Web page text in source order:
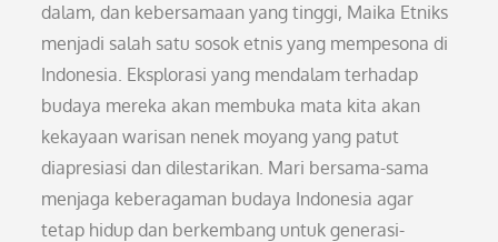
dalam, dan kebersamaan yang tinggi, Maika Etniks
menjadi salah satu sosok etnis yang mempesona di
Indonesia. Eksplorasi yang mendalam terhadap
budaya mereka akan membuka mata kita akan
kekayaan warisan nenek moyang yang patut
diapresiasi dan dilestarikan. Mari bersama-sama
menjaga keberagaman budaya Indonesia agar
tetap hidup dan berkembang untuk generasi-